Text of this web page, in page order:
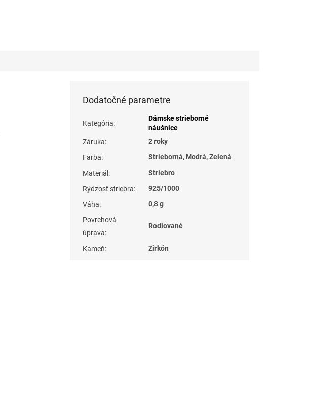
Dodatočné parametre
Kategória:
Dámske strieborné
náušnice
Záruka:
2 roky
Farba:
Strieborná, Modrá, Zelená
Materiál :
Striebro
Rýdzosť striebra:
925/1000
Váha:
0,8 g
Povrchová
úprava:
Rodiované
Kameň: Zirkón